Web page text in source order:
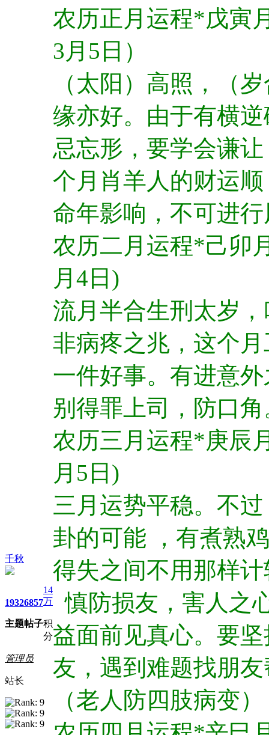
千秋
1932
主题
6857
帖子
14
万
积
分
管理员
站长
农历正月运程*戊寅
3月5日）
（太阳）高照，（
缘亦好。由于有横
忌忘形，要学会谦
个月肖羊人的财运
命年影响，不可进
农历二月运程*己卯
月4日)
流月半合生刑太岁
非病疼之兆，这个
一件好事。有进意
别得罪上司，防口角
农历三月运程*庚辰
月5日)
三月运势平稳。不
卦的可能 ，有煮熟
得失之间不用那样
慎防损友，害人之
益面前见真心。要
友，遇到难题找朋
（老人防四肢病变）